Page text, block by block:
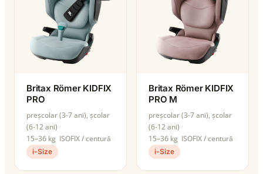
Britax Römer KIDFIX
PRO
preșcolar (3-7 ani), școlar
(6-12 ani)
15–36 kg ISOFIX / centură
i-Size
Britax Römer KIDFIX
PRO M
preșcolar (3-7 ani), școlar
(6-12 ani)
15–36 kg ISOFIX / centură
i-Size